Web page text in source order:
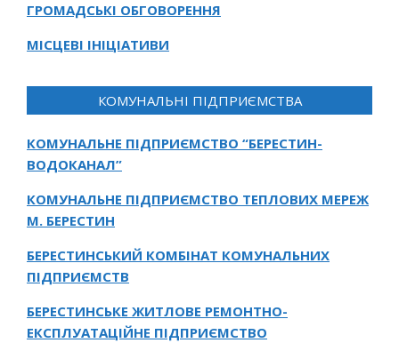
ГРОМАДСЬКІ ОБГОВОРЕННЯ
МІСЦЕВІ ІНІЦІАТИВИ
КОМУНАЛЬНІ ПІДПРИЄМСТВА
КОМУНАЛЬНЕ ПІДПРИЄМСТВО “БЕРЕСТИН-
ВОДОКАНАЛ”
КОМУНАЛЬНЕ ПІДПРИЄМСТВО ТЕПЛОВИХ МЕРЕЖ
М. БЕРЕСТИН
БЕРЕСТИНСЬКИЙ КОМБІНАТ КОМУНАЛЬНИХ
ПІДПРИЄМСТВ
БЕРЕСТИНСЬКЕ ЖИТЛОВЕ РЕМОНТНО-
ЕКСПЛУАТАЦІЙНЕ ПІДПРИЄМСТВО